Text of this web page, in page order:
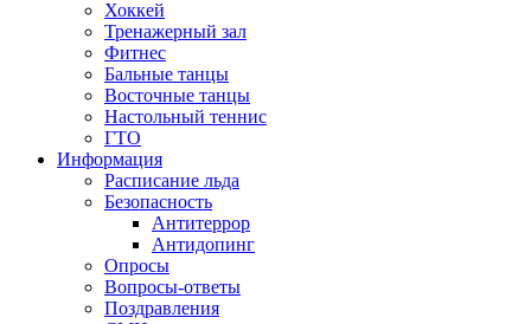
Хоккей
Тренажерный зал
Фитнес
Бальные танцы
Восточные танцы
Настольный теннис
ГТО
Информация
Расписание льда
Безопасность
Антитеррор
Антидопинг
Опросы
Вопросы-ответы
Поздравления